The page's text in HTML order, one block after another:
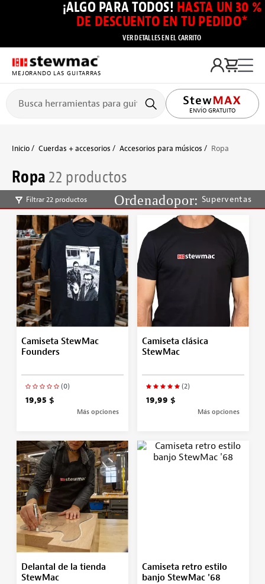
¡ALGO PARA TODOS! HASTA UN 30 %
DE DESCUENTO EN TU PEDIDO*
VER DETALLES EN EL CARRITO
MEJORANDO LAS GUITARRAS
ENVÍO GRATUITO
Inicio Cuerdas + accesorios Accesorios para músicos Ropa
Ropa22 productos
Filtrar 22 productos Superventas
Camiseta StewMac
Founders
(0)
19,95 $
Más opciones
Camiseta clásica
StewMac
(2)
19,99 $
Más opciones
Delantal de la tienda
StewMac
Camiseta retro estilo
banjo StewMac '68